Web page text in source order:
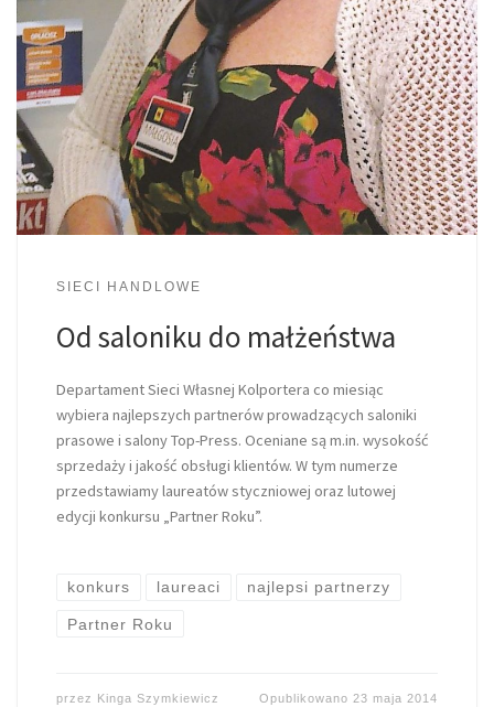
SIECI HANDLOWE
Od saloniku do małżeństwa
Departament Sieci Własnej Kolportera co miesiąc
wybiera najlepszych partnerów prowadzących saloniki
prasowe i salony Top-Press. Oceniane są m.in. wysokość
sprzedaży i jakość obsługi klientów. W tym numerze
przedstawiamy laureatów styczniowej oraz lutowej
edycji konkursu „Partner Roku”.
konkurs laureaci najlepsi partnerzy
Partner Roku
przez Kinga Szymkiewicz Opublikowano 23 maja 2014